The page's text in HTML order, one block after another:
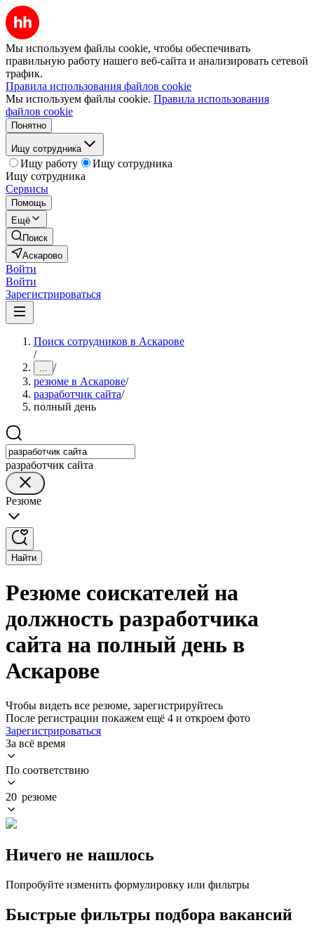
Мы используем файлы cookie, чтобы обеспечивать
правильную работу нашего веб-сайта и анализировать сетевой
трафик.
Правила использования файлов cookie
Мы используем файлы cookie. Правила использования
файлов cookie
Понятно
Ищу сотрудника
Ищу работу
Ищу сотрудника
Ищу сотрудника
Сервисы
Помощь
Ещё
Поиск
Аскарово
Войти
Войти
Зарегистрироваться
Поиск сотрудников в Аскарове
/
... /
резюме в Аскарове/
разработчик сайта/
полный день
разработчик сайта
Резюме
Найти
Резюме соискателей на
должность разработчика
сайта на полный день в
Аскарове
Чтобы видеть все резюме, зарегистрируйтесь
После регистрации покажем ещё 4 и откроем фото
Зарегистрироваться
За всё время
По соответствию
20 резюме
Ничего не нашлось
Попробуйте изменить формулировку или фильтры
Быстрые фильтры подбора вакансий